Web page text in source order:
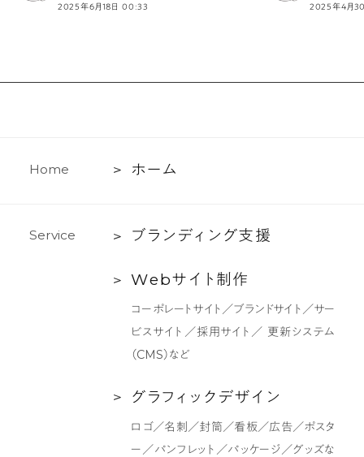
2025年6月18日 00:33 2025年4月
Home
ホ
ホーム
Service
ブ
ン
支
ブラ ン ディ ン グ支援
Web
作
Webサ イ ト 制 作
コーポレートサイト／ブランドサイト／サー
ビスサイト／採用サイト／ 更新システム
（CMS）など
グ
グラフ ィ ッ ク デザイ ン
ロゴ／名刺／封筒／看板／広告／ポスタ
ー／パンフレット／パッケージ／グッズな